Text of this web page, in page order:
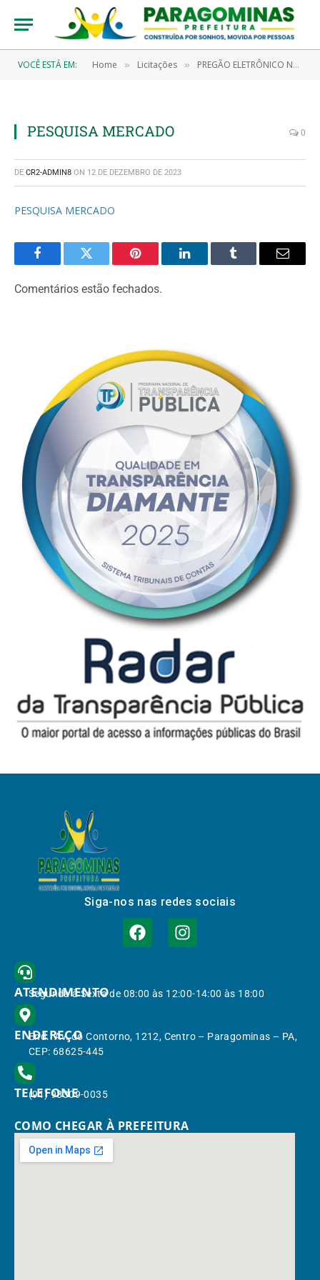
VOCÊ ESTÁ EM: Home » Licitações » PREGÃO ELETRÔNICO N° 9/2023-00029-SRP (AQUISIÇÃO DE GÊNEROS ALIMENTÍCIOS E ALIMENTAÇÃO SUPLEMENTAR, OBJETIVANDO ATENDER AO HOSPITAL MUNICIPAL DE PARAGOMINAS E SECRETARIA MUNICIPAL DE SAÚDE)
PESQUISA MERCADO 0
DE CR2-ADMIN8 ON 12 DE DEZEMBRO DE 2023
PESQUISA MERCADO
FacebookTwitter Pinterest LinkedInTumblr Email
Comentários estão fechados.
Siga-nos nas redes sociais
ATENDIMENTO
Segunda à Sexta de 08:00 às 12:00-14:00 às 18:00
ENDEREÇO
End.: Av. do Contorno, 1212, Centro – Paragominas – PA,
CEP: 68625-445
TELEFONE
(91) 98309-0035
COMO CHEGAR À PREFEITURA